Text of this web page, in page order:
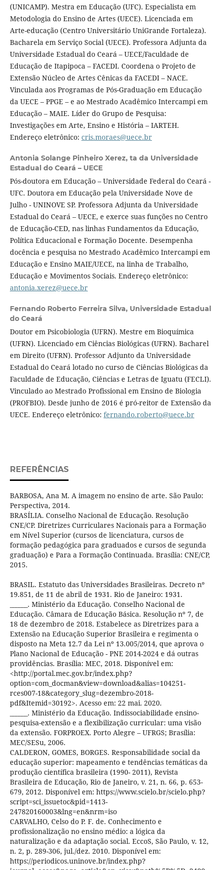
(UNICAMP). Mestra em Educação (UFC). Especialista em
Metodologia do Ensino de Artes (UECE). Licenciada em
Arte-educação (Centro Universitário UniGrande Fortaleza).
Bacharela em Serviço Social (UECE). Professora Adjunta da
Universidade Estadual do Ceará – UECE/Faculdade de
Educação de Itapipoca – FACEDI. Coordena o Projeto de
Extensão Núcleo de Artes Cênicas da FACEDI – NACE.
Vinculada aos Programas de Pós-Graduação em Educação
da UECE – PPGE – e ao Mestrado Acadêmico Intercampi em
Educação – MAIE. Líder do Grupo de Pesquisa:
Investigações em Arte, Ensino e História – IARTEH.
Endereço eletrônico: cris.moraes@uece.br
Antonia Solange Pinheiro Xerez, ta da Universidade
Estadual do Ceará – UECE
Pós-doutora em Educação – Universidade Federal do Ceará -
UFC. Doutora em Educação pela Universidade Nove de
Julho - UNINOVE SP. Professora Adjunta da Universidade
Estadual do Ceará – UECE, e exerce suas funções no Centro
de Educação-CED, nas linhas Fundamentos da Educação,
Política Educacional e Formação Docente. Desempenha
docência e pesquisa no Mestrado Acadêmico Intercampi em
Educação e Ensino MAIE/UECE, na linha de Trabalho,
Educação e Movimentos Sociais. Endereço eletrônico:
antonia.xerez@uece.br
Fernando Roberto Ferreira Silva, Universidade Estadual
do Ceará
Doutor em Psicobiologia (UFRN). Mestre em Bioquímica
(UFRN). Licenciado em Ciências Biológicas (UFRN). Bacharel
em Direito (UFRN). Professor Adjunto da Universidade
Estadual do Ceará lotado no curso de Ciências Biológicas da
Faculdade de Educação, Ciências e Letras de Iguatu (FECLI).
Vinculado ao Mestrado Profissional em Ensino de Biologia
(PROFBIO). Desde junho de 2016 é pró-reitor de Extensão da
UECE. Endereço eletrônico: fernando.roberto@uece.br
REFERÊNCIAS
BARBOSA, Ana M. A imagem no ensino de arte. São Paulo:
Perspectiva, 2014.
BRASÍLIA. Conselho Nacional de Educação. Resolução
CNE/CP. Diretrizes Curriculares Nacionais para a Formação
em Nível Superior (cursos de licenciatura, cursos de
formação pedagógica para graduados e cursos de segunda
graduação) e Para a Formação Continuada. Brasília: CNE/CP,
2015.
BRASIL. Estatuto das Universidades Brasileiras. Decreto nº
19.851, de 11 de abril de 1931. Rio de Janeiro: 1931.
______. Ministério da Educação. Conselho Nacional de
Educação. Câmara de Educação Básica. Resolução nº 7, de
18 de dezembro de 2018. Estabelece as Diretrizes para a
Extensão na Educação Superior Brasileira e regimenta o
disposto na Meta 12.7 da Lei nº 13.005/2014, que aprova o
Plano Nacional de Educação - PNE 2014-2024 e dá outras
providências. Brasília: MEC, 2018. Disponível em:
<http://portal.mec.gov.br/index.php?
option=com_docman&view=download&alias=104251-
rces007-18&category_slug=dezembro-2018-
pdf&Itemid=30192>. Acesso em: 22 mai. 2020.
______. Ministério da Educação. Indissociabilidade ensino-
pesquisa-extensão e a flexibilização curricular: uma visão
da extensão. FORPROEX. Porto Alegre – UFRGS; Brasília:
MEC/SESu, 2006.
CALDERON, GOMES, BORGES. Responsabilidade social da
educação superior: mapeamento e tendências temáticas da
produção científica brasileira (1990- 2011), Revista
Brasileira de Educação, Rio de Janeiro, v. 21, n. 66, p. 653-
679, 2012. Disponível em: https://www.scielo.br/scielo.php?
script=sci_issuetoc&pid=1413-
247820160003&lng=en&nrm=iso
CARVALHO, Celso do P. F. de. Conhecimento e
profissionalização no ensino médio: a lógica da
naturalização e da adaptação social. EccoS, São Paulo, v. 12,
n. 2, p. 289-306, jul./dez. 2010. Disponível em:
https://periodicos.uninove.br/index.php?